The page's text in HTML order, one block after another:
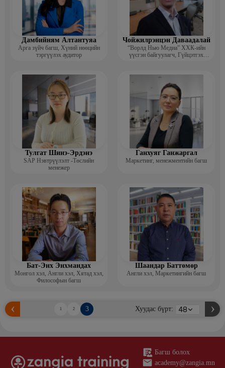
Дамбийням Алтантуяа
Арга зүйч багш, Хүний нөөцийн
тэргүүлэх аудитор
Чойжилрэнцэн Даваадалай
“Ворлд Нью Медиа” ХХК-ийн
үүсгэн байгуулагч, Гүйцэтгэх
Тулгат Шинэ-Эрдэнэ
SAP Нэвтрүүлэлт -Төслийн
менежер
Ганхуяг Ганжаргал
Маркетинг, менежментийн багш
Бат-Энх Энхмандах
Монгол хэл, Англи хэл, Хятад хэл,
Философын багш
Шаандар Баттөмөр
Англи хэл, Маркетингийн багш
1 2 3 Хуудас бүрт:
Багш болох
academy@zangia.mn